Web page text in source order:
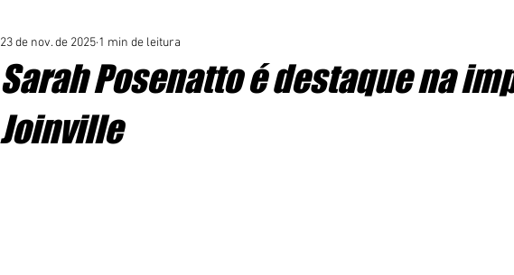
Sarah Posenatto é destaque na
Joinville
23 de nov. de 2025 1 min de leitura